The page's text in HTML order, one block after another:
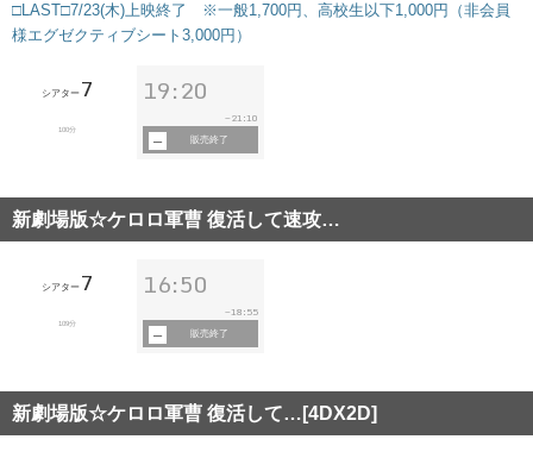
□LAST□7/23(木)上映終了 ※一般1,700円、高校生以下1,000円（非会員
様エグゼクティブシート3,000円）
シアター 7
100分
19:20
~ 21:10
販売終了
新劇場版☆ケロロ軍曹 復活して速攻…
シアター 7
109分
16:50
~18:55
販売終了
新劇場版☆ケロロ軍曹 復活して…[4DX2D]